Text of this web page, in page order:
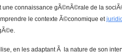
une connaissance gÃ©nÃ©rale de la
le contexte Ã©conomique et
en les adaptant Ã la nature de son